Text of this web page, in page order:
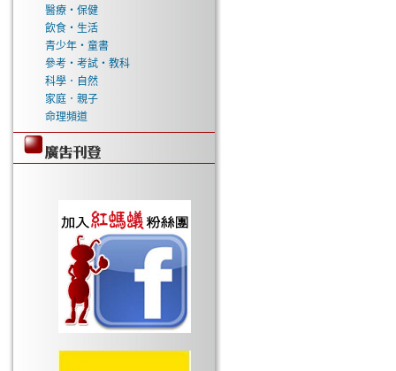
醫療‧保健
飲食‧生活
青少年‧童書
參考‧考試‧教科
科學．自然
家庭．親子
命理頻道